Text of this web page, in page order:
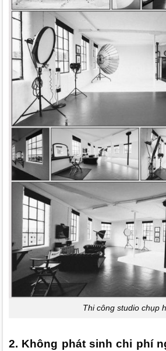
Thi công studio chụp
2. Không phát sinh chi phí